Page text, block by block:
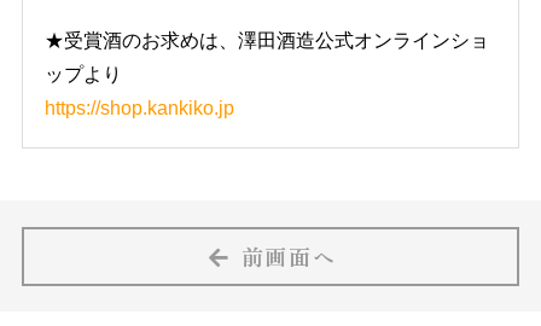
★受賞酒のお求めは、澤田酒造公式オンラインショ
ップより
https://shop.kankiko.jp
前画面へ